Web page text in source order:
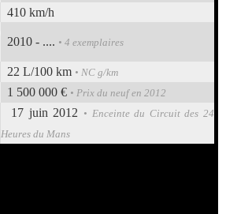
410 km/h
2010 - .... • 4 exemplaires
22 L/100 km • NC g/km
1 500 000 € • Prix du neuf en 2012
17 juin 2012 • Enceinte du Circuit des 24
Heures du Mans